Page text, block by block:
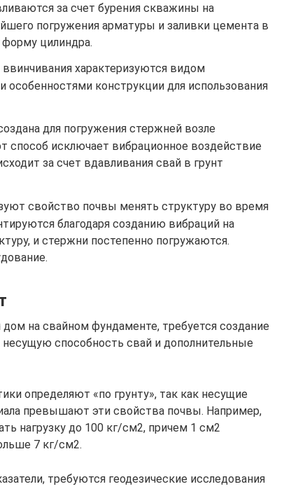
за счет бурения скважины на
погружения арматуры и заливки цемента в
цилиндра.
характеризуются видом
особенностями конструкции для использования
для погружения стержней возле
способ исключает вибрационное воздействие
за счет вдавливания свай в грунт
свойство почвы менять структуру во время
благодаря созданию вибраций на
и стержни постепенно погружаются.
на свайном фундаменте, требуется создание
способность свай и дополнительные
определяют «по грунту», так как несущие
превышают эти свойства почвы. Например,
нагрузку до 100 кг/см2, причем 1 см2
7 кг/см2.
требуются геодезические исследования